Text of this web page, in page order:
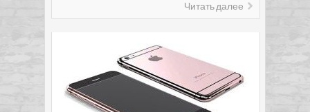
Читать далее